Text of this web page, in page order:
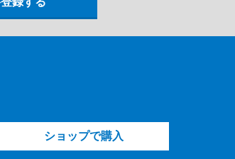
ショップで購入